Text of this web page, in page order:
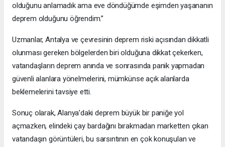
olduğunu anlamadık ama eve döndüğümde eşimden yaşananın
deprem olduğunu öğrendim.”
Uzmanlar, Antalya ve çevresinin deprem riski açısından dikkatli
olunması gereken bölgelerden biri olduğuna dikkat çekerken,
vatandaşların deprem anında ve sonrasında panik yapmadan
güvenli alanlara yönelmelerini, mümkünse açık alanlarda
beklemelerini tavsiye etti.
Sonuç olarak, Alanya’daki deprem büyük bir paniğe yol
açmazken, elindeki çay bardağını bırakmadan marketten çıkan
vatandaşın görüntüleri, bu sarsıntının en çok konuşulan ve